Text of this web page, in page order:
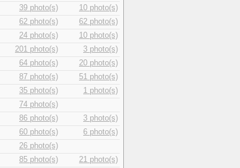
39 photo(s) 10 photo(s)
62 photo(s) 62 photo(s)
24 photo(s) 10 photo(s)
201 photo(s) 3 photo(s)
64 photo(s) 20 photo(s)
87 photo(s) 51 photo(s)
35 photo(s) 1 photo(s)
74 photo(s)
86 photo(s) 3 photo(s)
60 photo(s) 6 photo(s)
26 photo(s)
85 photo(s) 21 photo(s)